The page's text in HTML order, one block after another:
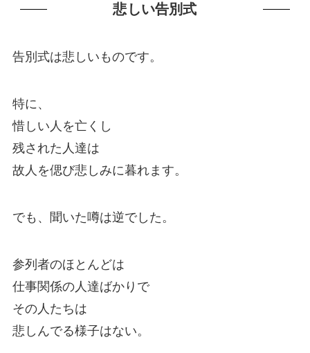
悲しい告別式
告別式は悲しいものです。
特に、
惜しい人を亡くし
残された人達は
故人を偲び悲しみに暮れます。
でも、聞いた噂は逆でした。
参列者のほとんどは
仕事関係の人達ばかりで
その人たちは
悲しんでる様子はない。